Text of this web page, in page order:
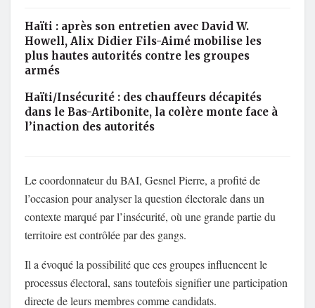
Haïti : après son entretien avec David W.
Howell, Alix Didier Fils-Aimé mobilise les
plus hautes autorités contre les groupes
armés
Haïti/Insécurité : des chauffeurs décapités
dans le Bas-Artibonite, la colère monte face à
l’inaction des autorités
Le coordonnateur du BAI, Gesnel Pierre, a profité de
l’occasion pour analyser la question électorale dans un
contexte marqué par l’insécurité, où une grande partie du
territoire est contrôlée par des gangs.
Il a évoqué la possibilité que ces groupes influencent le
processus électoral, sans toutefois signifier une participation
directe de leurs membres comme candidats.